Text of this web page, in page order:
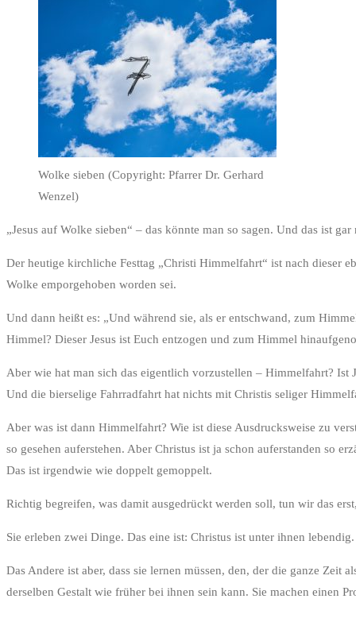
Wolke sieben (Copyright: Pfarrer Dr. Gerhard
Wenzel)
„Jesus auf Wolke sieben“ – das könnte man so sagen. Und das ist
Der heutige kirchliche Festtag „Christi Himmelfahrt“ ist nach dieser
Wolke emporgehoben worden sei.
Und dann heißt es: „Und während sie, als er entschwand, zum
Himmel? Dieser Jesus ist Euch entzogen und zum Himmel
Aber wie hat man sich das eigentlich vorzustellen – Himmelfahrt?
Und die bierselige Fahrradfahrt hat nichts mit Christis seliger
Aber was ist dann Himmelfahrt? Wie ist diese Ausdrucksweise zu
so gesehen auferstehen. Aber Christus ist ja schon auferstanden so
Das ist irgendwie wie doppelt gemoppelt.
Richtig begreifen, was damit ausgedrückt werden soll, tun wir das
Sie erleben zwei Dinge. Das eine ist: Christus ist unter ihnen
Das Andere ist aber, dass sie lernen müssen, den, der die ganze
derselben Gestalt wie früher bei ihnen sein kann. Sie machen einen